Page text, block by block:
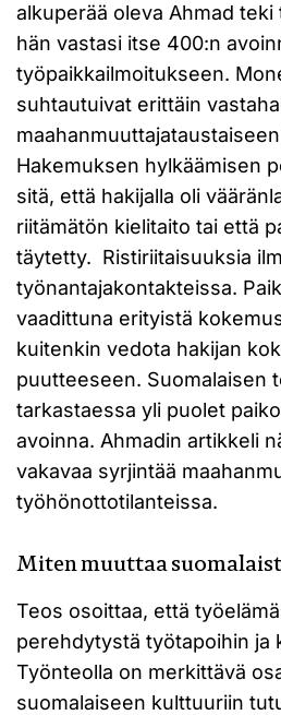
alkuperää oleva Ahmad
hän vastasi itse 400:n
työpaikkailmoitukseen.
suhtautuivat erittäin
Hakemuksen hylkäämisen
sitä, että hakijalla oli
riitämätön kielitaito tai että
täytetty. Ristiriitaisuuksia
työnantajakontakteissa.
vaadittuna erityistä
kuitenkin vedota hakijan
puutteeseen. Suomalaisen
tarkastaessa yli puolet
avoinna. Ahmadin artikkeli
vakavaa syrjintää
työhönottotilanteissa.
Miten muuttaa
Teos osoittaa, että
perehdytystä työtapoihin ja
Työnteolla on merkittävä
suomalaiseen kulttuuriin